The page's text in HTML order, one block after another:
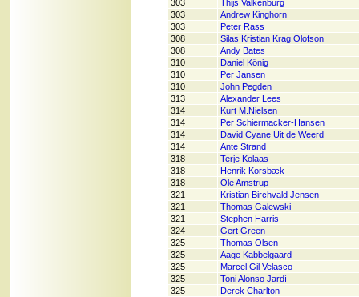
303
Thijs Valkenburg
303
Andrew Kinghorn
303
Peter Rass
308
Silas Kristian Krag Olofson
308
Andy Bates
310
Daniel König
310
Per Jansen
310
John Pegden
313
Alexander Lees
314
Kurt M.Nielsen
314
Per Schiermacker-Hansen
314
David Cyane Uit de Weerd
314
Ante Strand
318
Terje Kolaas
318
Henrik Korsbæk
318
Ole Amstrup
321
Kristian Birchvald Jensen
321
Thomas Galewski
321
Stephen Harris
324
Gert Green
325
Thomas Olsen
325
Aage Kabbelgaard
325
Marcel Gil Velasco
325
Toni Alonso Jardí
325
Derek Charlton